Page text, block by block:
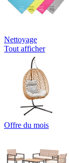
Nettoyage
Tout afficher
Offre du mois